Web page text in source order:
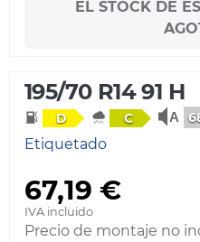
EL STOCK DE
195/70 R14 91 H
D C
Etiquetado
67,19 €
IVA incluido
Precio de montaje no